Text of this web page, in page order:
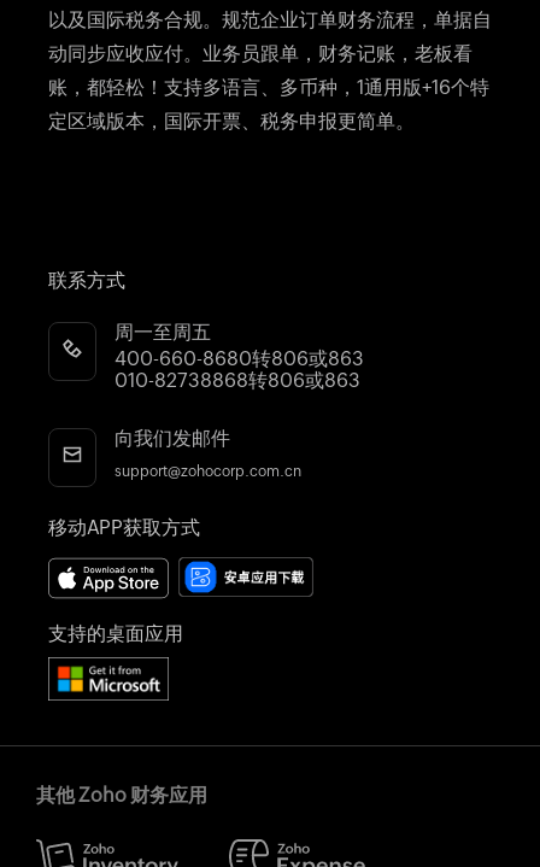
以及国际税务合规。规范企业订单财务流程，单据自
动同步应收应付。业务员跟单，财务记账，老板看
账，都轻松！支持多语言、多币种，1通用版+16个特
定区域版本，国际开票、税务申报更简单。
联系方式
周一至周五
400-660-8680转806或863
010-82738868转806或863
向我们发邮件
support@zohocorp.com.cn
移动APP获取方式
支持的桌面应用
自动化订单管理
进销存系统所有功能
其他 Zoho 财务应用